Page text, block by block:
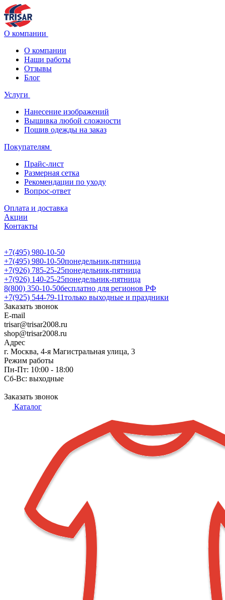
О компании
О компании
Наши работы
Отзывы
Блог
Услуги
Нанесение изображений
Вышивка любой сложности
Пошив одежды на заказ
Покупателям
Прайс-лист
Размерная сетка
Рекомендации по уходу
Вопрос-ответ
Оплата и доставка
Акции
Контакты
+7(495) 980-10-50
+7(495) 980-10-50понедельник-пятница
+7(926) 785-25-25понедельник-пятница
+7(926) 140-25-25понедельник-пятница
8(800) 350-10-50бесплатно для регионов РФ
+7(925) 544-79-11только выходные и праздники
Заказать звонок
E-mail
trisar@trisar2008.ru
shop@trisar2008.ru
Адрес
г. Москва, 4-я Магистральная улица, 3
Режим работы
Пн-Пт: 10:00 - 18:00
Сб-Вс: выходные
Заказать звонок
Каталог